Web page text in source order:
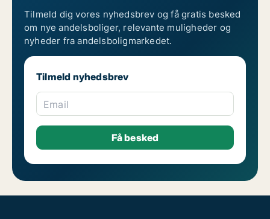
Tilmeld dig vores nyhedsbrev og få gratis besked
om nye andelsboliger, relevante muligheder og
nyheder fra andelsboligmarkedet.
Tilmeld nyhedsbrev
Email